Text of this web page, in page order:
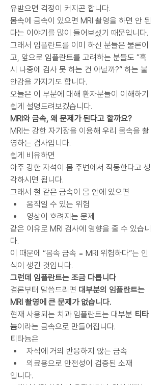
유받으면 걱정이 커지곤 합니다.
몸속에 금속이 있으면 MRI 촬영을 하면 안 된
다는 이야기를 많이 들어보셨기 때문입니다.
그래서 임플란트를 이미 하신 분들은 물론이
고, 앞으로 임플란트를 고려하는 분들도 “혹
시 나중에 검사 못 하는 건 아닐까?” 하는 불
안감을 가지기도 합니다.
오늘은 이 부분에 대해 환자분들이 이해하기
쉽게 설명드려보겠습니다.
MRI와 금속, 왜 문제가 된다고 할까요?
MRI는 강한 자기장을 이용해 우리 몸속을 촬
영하는 검사입니다.
쉽게 비유하면
아주 강한 자석이 몸 주변에서 작동한다고 생
각하시면 됩니다.
그래서 철 같은 금속이 몸 안에 있으면
움직일 수 있는 위험
영상이 흐려지는 문제
같은 이유로 MRI 검사에 영향을 줄 수 있습니
다.
이 때문에 “몸속 금속 = MRI 위험하다”는 인
식이 생긴 것입니다.
그런데 임플란트는 조금 다릅니다
결론부터 말씀드리면 대부분의 임플란트는
MRI 촬영에 큰 문제가 없습니다.
현재 사용되는 치과 임플란트는 대부분 티타
늄이라는 금속으로 만들어집니다.
티타늄은
자석에 거의 반응하지 않는 금속
의료용으로 안전성이 검증된 소재
입니다.